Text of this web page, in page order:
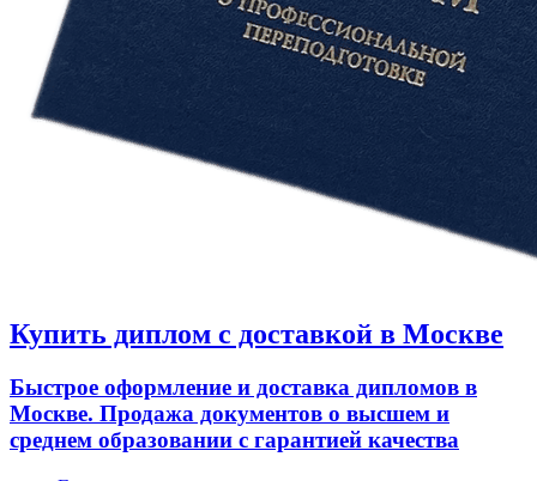
Купить диплом с доставкой в Москве
Быстрое оформление и доставка дипломов в
Москве. Продажа документов о высшем и
среднем образовании с гарантией качества